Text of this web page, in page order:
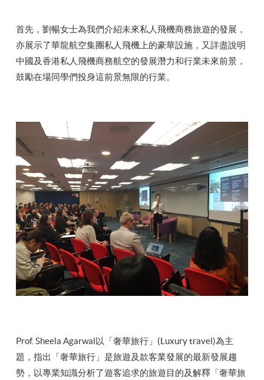
首先，劉暢女士為我們介紹未來私人飛機商務旅遊的發展，
亦展示了華龍航空集團私人飛機上的豪華設施，又詳盡說明
中國及香港私人飛機商務航空的發展潛力和行業未來前景，
鼓勵在場同學們投身這前景無限的行業。
Prof. Sheela Agarwal以「奢華旅行」(Luxury travel)為主
題，指出「奢華旅行」是旅遊及款客業發展的最新發展趨
勢，以專業知識分析了遊客追求的旅遊目的及解釋「奢華旅